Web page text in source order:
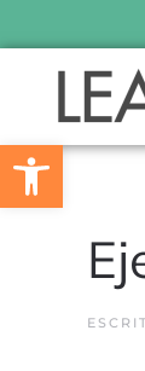
Barra de Ferramentas Aberta